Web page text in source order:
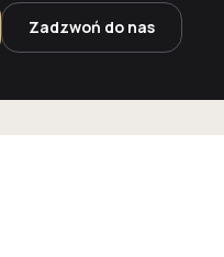
Zadzwoń do nas